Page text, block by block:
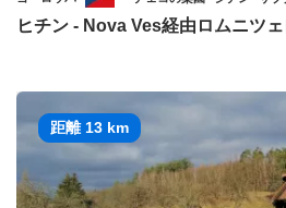
ヒチン - Nova Ves経由ロムニツ
距離 13 km